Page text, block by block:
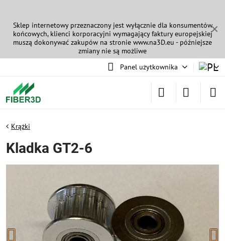
✕
Sklep internetowy przeznaczony jest wyłącznie dla konsumentów
końcowych, klienci korporacyjni wymagający faktury europejskiej
muszą dokonywać zakupów na stronie www.na3D.eu - późniejsze
zmiany nie są możliwe
Panel użytkownika
Krążki
Kladka GT2-6